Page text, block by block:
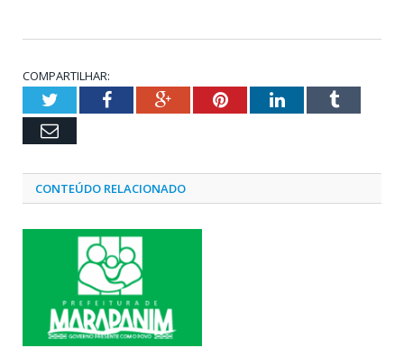
COMPARTILHAR:
TwitterFacebookGoogle+PinterestLinkedInTumblr
Email
CONTEÚDO RELACIONADO